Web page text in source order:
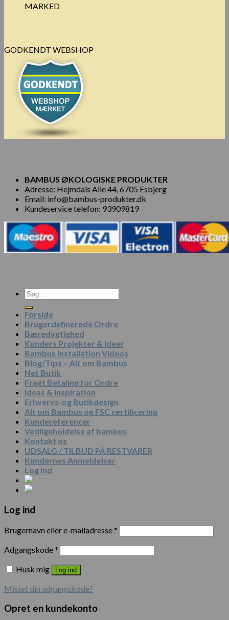
MARKED
GODKENDT WEBSHOP
BAMBUS ØKOLOGISKE PRODUKTER
Adresse: Hejmdals Alle 44, 6705 Esbjerg
Email: info@bambus-produkter.dk
Kundeservice telefon: 93909819
Søg
efter:
Forside
Brugerdefinerede Ordre
Bæredygtighed
Kunders Projekter & Ideer
Bambus Installation Videos
Blog/Tips – Alt om Bambus
Net Butik
Fragt Betaling for Ordre
Ideas & Inspiration
Erhvervs-og Butikdesign
Alt om Bambus og FSC certificering
Kundereferencer
Vedligeholdelse af bambus
Kontakt os
UDSALG / TILBUD PÅ RESTVARER
Kundernes Anmeldelser
Log ind
Log ind
Brugernavn eller e-mailadresse*
Adgangskode*
Husk mig
Log ind
Mistet din adgangskode?
Opret en kundekonto